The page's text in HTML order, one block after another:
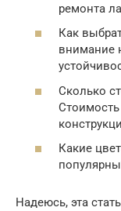
ремонта
Как
внимание
Сколько
Какие
Надеюсь, эта